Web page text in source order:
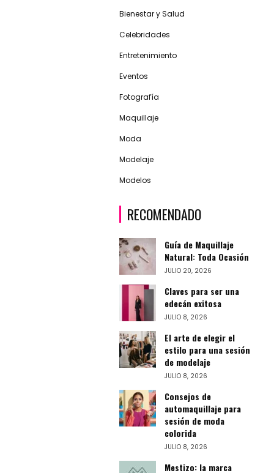
Bienestar y Salud
Celebridades
Entretenimiento
Eventos
Fotografía
Maquillaje
Moda
Modelaje
Modelos
RECOMENDADO
Guía de Maquillaje
Natural: Toda Ocasión
JULIO 20, 2026
Claves para ser una
edecán exitosa
JULIO 8, 2026
El arte de elegir el
estilo para una sesión
de modelaje
JULIO 8, 2026
Consejos de
automaquillaje para
sesión de moda
colorida
JULIO 8, 2026
Mestizo: la marca